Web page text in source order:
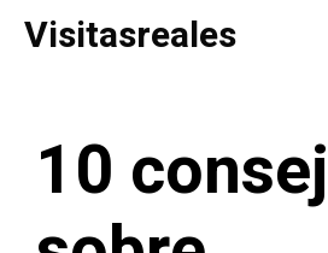
Saltar
Visitasreales
10